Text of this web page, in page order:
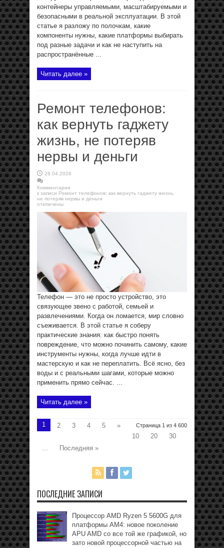
контейнеры управляемыми, масштабируемыми и
безопасными в реальной эксплуатации. В этой
статье я разложу по полочкам, какие
компоненты нужны, какие платформы выбирать
под разные задачи и как не наступить на
распространённые ...
Читать далее »
Ремонт телефонов:
как вернуть гаджету
жизнь, не потеряв
нервы и деньги
28.04.2026
Комментарии
к записи Ремонт телефонов: как вернуть гаджету жизнь,
не потеряв нервы и деньги
отключены
Телефон — это не просто устройство, это
связующее звено с работой, семьей и
развлечениями. Когда он ломается, мир словно
съеживается. В этой статье я соберу
практические знания: как быстро понять
повреждение, что можно починить самому, какие
инструменты нужны, когда лучше идти в
мастерскую и как не переплатить. Всё ясно, без
воды и с реальными шагами, которые можно
применить прямо сейчас. ...
Читать далее »
Страница 1 из 4 600
1 2 3 4 5
»
10
20
30
...
Последняя »
ПОСЛЕДНИЕ ЗАПИСИ
Процессор AMD Ryzen 5 5600G для
платформы АМ4: новое поколение
APU AMD со все той же графикой, но
зато новой процессорной частью на